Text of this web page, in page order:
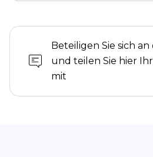
Beteiligen Sie sich
und teilen Sie hier
mit